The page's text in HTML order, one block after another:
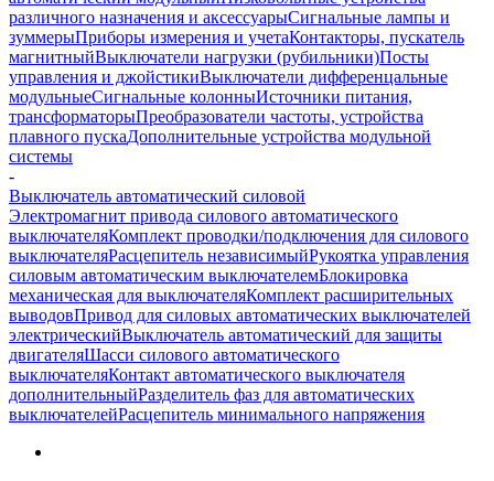
различного назначения и аксессуарыСигнальные лампы и
зуммерыПриборы измерения и учетаКонтакторы, пускатель
магнитныйВыключатели нагрузки (рубильники)Посты
управления и джойстикиВыключатели дифференцальные
модульныеСигнальные колонныИсточники питания,
трансформаторыПреобразователи частоты, устройства
плавного пускаДополнительные устройства модульной
системы
-
Выключатель автоматический силовой
Электромагнит привода силового автоматического
выключателяКомплект проводки/подключения для силового
выключателяРасцепитель независимыйРукоятка управления
силовым автоматическим выключателемБлокировка
механическая для выключателяКомплект расширительных
выводовПривод для силовых автоматических выключателей
электрическийВыключатель автоматический для защиты
двигателяШасси силового автоматического
выключателяКонтакт автоматического выключателя
дополнительныйРазделитель фаз для автоматических
выключателейРасцепитель минимального напряжения